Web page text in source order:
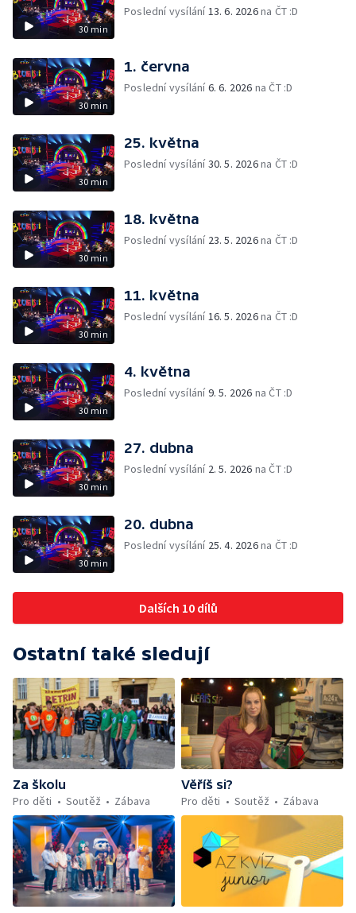
30 min
Poslední vysílání13. 6. 2026na ČT :D
30 min
1. června
Poslední vysílání6. 6. 2026 na ČT :D
30 min
25. května
Poslední vysílání30. 5. 2026na ČT :D
30 min
18. května
Poslední vysílání 23. 5. 2026na ČT :D
30 min
11. května
Poslední vysílání16. 5. 2026na ČT :D
30 min
4. května
Poslední vysílání9. 5. 2026 na ČT :D
30 min
27. dubna
Poslední vysílání 2. 5. 2026 na ČT :D
30 min
20. dubna
Poslední vysílání 25. 4. 2026na ČT :D
Dalších 10 dílů
Ostatní také sledují
Za školu
Pro děti
Soutěž Zábava
Věříš si?
Pro děti
Soutěž Zábava